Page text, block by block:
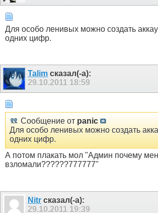
Для особо ленивых можно создать
одних цифр.
Talim сказал(-а):
29.10.2011 18:59
Сообщение от panic
Для особо ленивых можно создать
одних цифр.
А потом плакать мол "Админ почему
взломали??????777777"
Nitr сказал(-а):
29.10.2011 19:39